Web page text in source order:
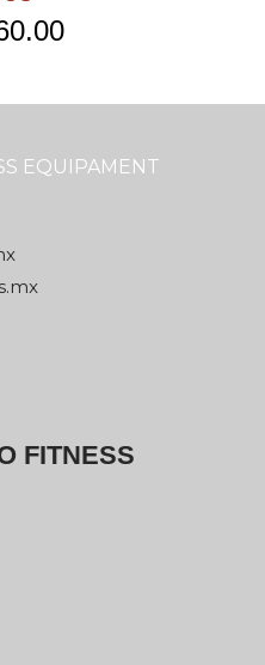
FITNESS